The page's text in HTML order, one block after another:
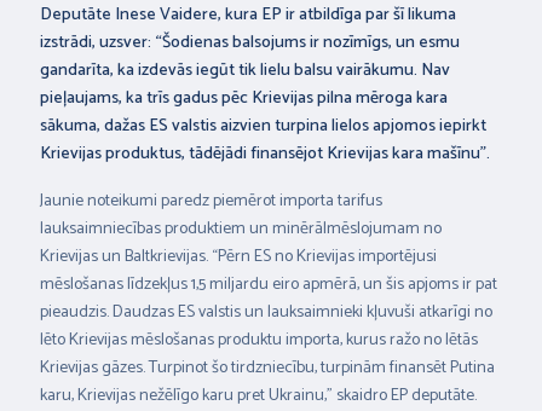
Deputāte Inese Vaidere, kura EP ir atbildīga par šī likuma
izstrādi, uzsver: “Šodienas balsojums ir nozīmīgs, un esmu
gandarīta, ka izdevās iegūt tik lielu balsu vairākumu. Nav
pieļaujams, ka trīs gadus pēc Krievijas pilna mēroga kara
sākuma, dažas ES valstis aizvien turpina lielos apjomos iepirkt
Krievijas produktus, tādējādi finansējot Krievijas kara mašīnu”.
Jaunie noteikumi paredz piemērot importa tarifus
lauksaimniecības produktiem un minērālmēslojumam no
Krievijas un Baltkrievijas. “Pērn ES no Krievijas importējusi
mēslošanas līdzekļus 1,5 miljardu eiro apmērā, un šis apjoms ir pat
pieaudzis. Daudzas ES valstis un lauksaimnieki kļuvuši atkarīgi no
lēto Krievijas mēslošanas produktu importa, kurus ražo no lētās
Krievijas gāzes. Turpinot šo tirdzniecību, turpinām finansēt Putina
karu, Krievijas nežēlīgo karu pret Ukrainu,” skaidro EP deputāte.